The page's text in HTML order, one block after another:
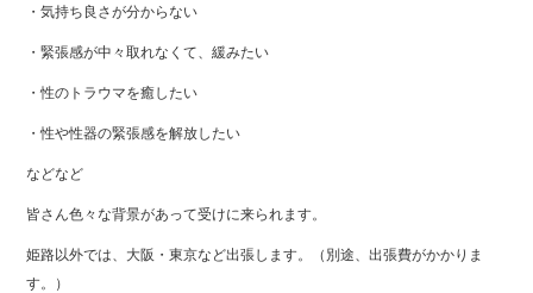
・気持ち良さが分からない
・緊張感が中々取れなくて、緩みたい
・性のトラウマを癒したい
・性や性器の緊張感を解放したい
などなど
皆さん色々な背景があって受けに来られます。
姫路以外では、大阪・東京など出張します。（別途、出張費がかかりま
す。）